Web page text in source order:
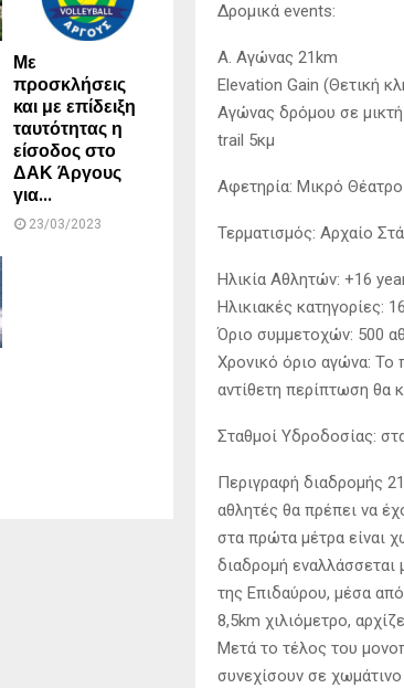
Δρομικά events:
A. Αγώνας 21km
Elevation Gain (Θετική
Αγώνας δρόμου σε
trail 5κμ
Αφετηρία: Μικρό
Τερματισμός: Αρχαίο
Ηλικία Αθλητών: +16
Ηλικιακές κατηγορίες:
Όριο συμμετοχών: 500
Χρονικό όριο αγώνα: Το
αντίθετη περίπτωση θα
Σταθμοί Υδροδοσίας:
Περιγραφή διαδρομής
αθλητές θα πρέπει να
στα πρώτα μέτρα είναι
διαδρομή εναλλάσσεται
της Επιδαύρου, μέσα
8,5km χιλιόμετρο,
Μετά το τέλος του
συνεχίσουν σε
Με
προσκλήσεις
και με επίδειξη
ταυτότητας η
είσοδος στο
ΔΑΚ Άργους
για...
23/03/2023